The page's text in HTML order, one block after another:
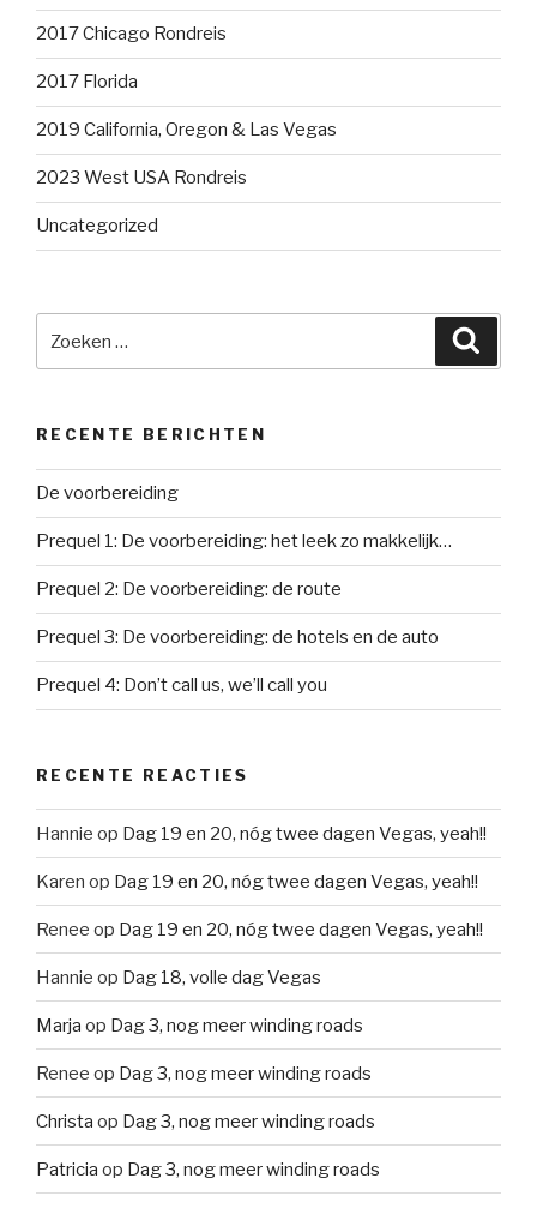
2017 Chicago Rondreis
2017 Florida
2019 California, Oregon & Las Vegas
2023 West USA Rondreis
Uncategorized
naar:
RECENTE BERICHTEN
De voorbereiding
Prequel 1: De voorbereiding: het leek zo makkelijk…
Prequel 2: De voorbereiding: de route
Prequel 3: De voorbereiding: de hotels en de auto
Prequel 4: Don’t call us, we’ll call you
RECENTE REACTIES
Hannie op Dag 19 en 20, nóg twee dagen Vegas, yeah!!
Karen op Dag 19 en 20, nóg twee dagen Vegas, yeah!!
Renee op Dag 19 en 20, nóg twee dagen Vegas, yeah!!
Hannie op Dag 18, volle dag Vegas
Marja op Dag 3, nog meer winding roads
Renee op Dag 3, nog meer winding roads
Christa op Dag 3, nog meer winding roads
Patricia op Dag 3, nog meer winding roads